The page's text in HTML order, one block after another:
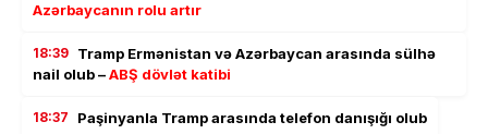
Azərbaycanın rolu artır
18:39 Tramp Ermənistan və Azərbaycan arasında sülhə
nail olub –ABŞ dövlət katibi
18:37 Paşinyanla Tramp arasında telefon danışığı olub